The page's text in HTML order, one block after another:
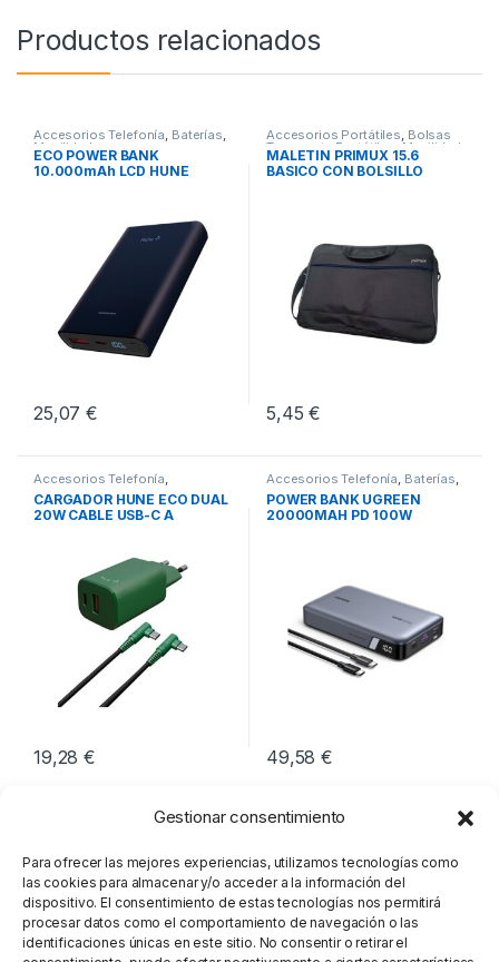
Gestionar consentimiento
Para ofrecer las mejores experiencias, utilizamos tecnologías como
las cookies para almacenar y/o acceder a la información del
dispositivo. El consentimiento de estas tecnologías nos permitirá
procesar datos como el comportamiento de navegación o las
identificaciones únicas en este sitio. No consentir o retirar el
Productos relacionados
Accesorios Telefonía, Baterías,
Movilidad
ECO POWER BANK
10.000mAh LCD HUNE
25,07€
Accesorios Portátiles, Bolsas
Transporte Portátiles,Movilidad
MALETIN PRIMUX 15.6
BASICO CON BOLSILLO
5,45€
Accesorios Telefonía,
Cargadores Smartphones,
Movilidad
CARGADOR HUNE ECO DUAL
20W CABLE USB-C A
19,28€
Accesorios Telefonía, Baterías,
Movilidad
POWER BANK UGREEN
20000MAH PD 100W
49,58€